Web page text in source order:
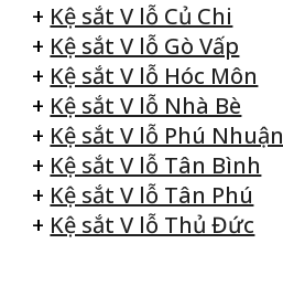
+ Kệ sắt V lỗ Củ Chi
+ Kệ sắt V lỗ Gò Vấp
+ Kệ sắt V lỗ Hóc Môn
+ Kệ sắt V lỗ Nhà Bè
+ Kệ sắt V lỗ Phú Nhuận
+ Kệ sắt V lỗ Tân Bình
+ Kệ sắt V lỗ Tân Phú
+ Kệ sắt V lỗ Thủ Đức